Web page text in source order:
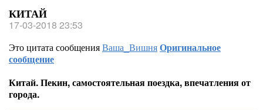
КИТАЙ
17-03-2018 23:53
Это цитата сообщенияВаша_ВишняОригинальное
сообщение
Китай. Пекин, самостоятельная поездка, впечатления от
города.